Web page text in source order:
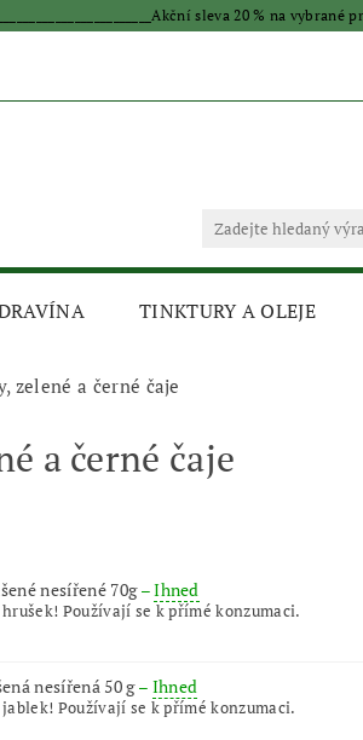
sleva 20 % na vybrané
TINKTURY A OLEJE
zelené a černé čaje
a černé čaje
nesířené 70g–Ihned
Používají se k přímé konzumaci.
nesířená 50 g– Ihned
Používají se k přímé konzumaci.